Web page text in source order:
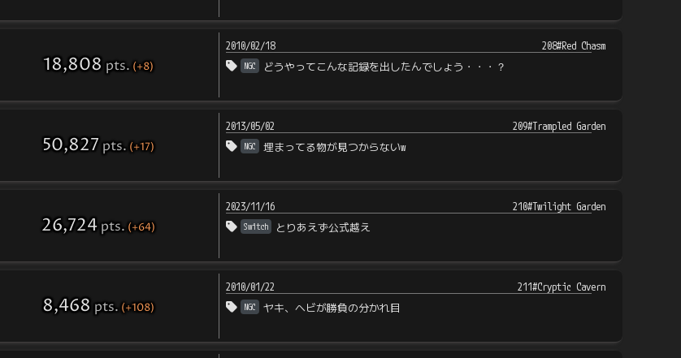
18,808 pts. (+8)
2010/02/18 208#Red Chasm
NGC どうやってこんな記録を出したんでしょう・・・？
50,827 pts. (+17)
2013/05/02 209#Trampled Garden
NGC 埋まってる物が見つからないw
26,724 pts. (+64)
2023/11/16 210#Twilight Garden
Switch とりあえず公式越え
8,468 pts. (+108)
2010/01/22 211#Cryptic Cavern
NGC ヤキ、ヘビが勝負の分かれ目